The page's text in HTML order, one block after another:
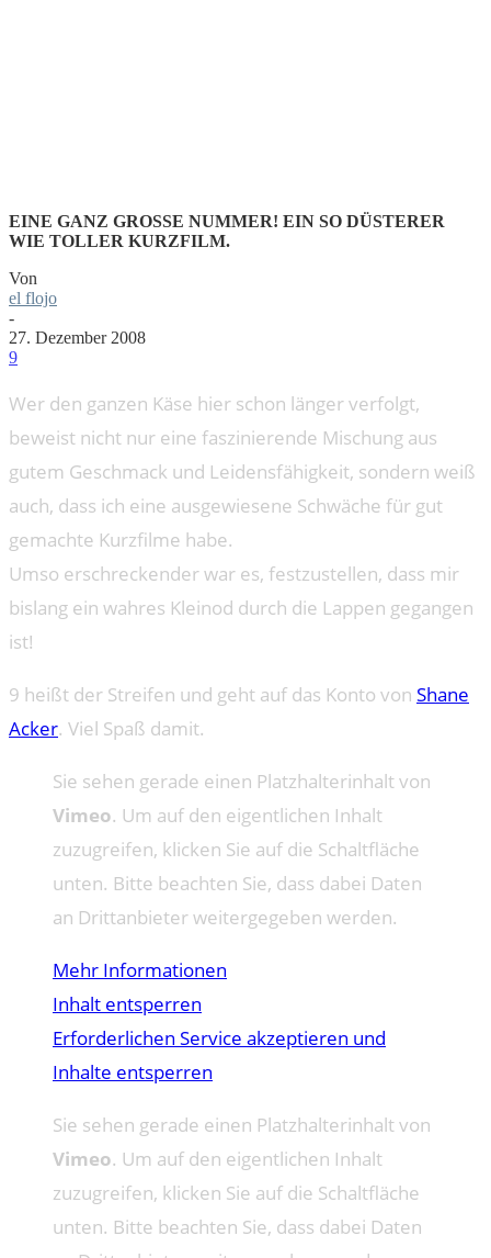
EINE GANZ GROSSE NUMMER! EIN SO DÜSTERER W
IE TOLLER KURZFILM.
Von
el flojo
-
27. Dezember 2008
9
Wer den ganzen Käse hier schon länger verfolgt,
beweist nicht nur eine faszinierende Mischung aus
gutem Geschmack und Leidensfähigkeit, sondern weiß
auch, dass ich eine ausgewiesene Schwäche für gut
gemachte Kurzfilme habe.
Umso erschreckender war es, festzustellen, dass mir
bislang ein wahres Kleinod durch die Lappen gegangen
ist!
9 heißt der Streifen und geht auf das Konto von Shane
Acker. Viel Spaß damit.
Sie sehen gerade einen Platzhalterinhalt von
Vimeo. Um auf den eigentlichen Inhalt
zuzugreifen, klicken Sie auf die Schaltfläche
unten. Bitte beachten Sie, dass dabei Daten
an Drittanbieter weitergegeben werden.
Mehr Informationen
Inhalt entsperren
Erforderlichen Service akzeptieren und
Inhalte entsperren
Sie sehen gerade einen Platzhalterinhalt von
Vimeo. Um auf den eigentlichen Inhalt
zuzugreifen, klicken Sie auf die Schaltfläche
unten. Bitte beachten Sie, dass dabei Daten